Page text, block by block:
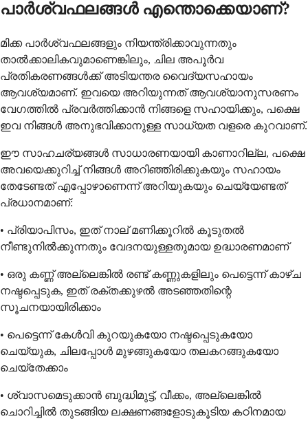
പാർശ്വഫലങ്ങൾ എന്തൊക്കെയാണ്?
മിക്ക പാർശ്വഫലങ്ങളും നിയന്ത്രിക്കാവുന്നതും
താൽക്കാലികവുമാണെങ്കിലും, ചില അപൂർവ
പ്രതികരണങ്ങൾക്ക് അടിയന്തര വൈദ്യസഹായം
ആവശ്യമാണ്. ഇവയെ അറിയുന്നത് ആവശ്യാനുസരണം
വേഗത്തിൽ പ്രവർത്തിക്കാൻ നിങ്ങളെ സഹായിക്കും, പക്ഷെ
ഇവ നിങ്ങൾ അനുഭവിക്കാനുള്ള സാധ്യത വളരെ കുറവാണ്.
ഈ സാഹചര്യങ്ങൾ സാധാരണയായി കാണാറില്ല, പക്ഷെ
അവയെക്കുറിച്ച് നിങ്ങൾ അറിഞ്ഞിരിക്കുകയും സഹായം
തേടേണ്ടത് എപ്പോഴാണെന്ന് അറിയുകയും ചെയ്യേണ്ടത്
പ്രധാനമാണ്:
• പ്രിയാപിസം, ഇത് നാല് മണിക്കൂറിൽ കൂടുതൽ
നീണ്ടുനിൽക്കുന്നതും വേദനയുള്ളതുമായ ഉദ്ധാരണമാണ്
• ഒരു കണ്ണ് അല്ലെങ്കിൽ രണ്ട് കണ്ണുകളിലും പെട്ടെന്ന് കാഴ്ച
നഷ്ടപ്പെടുക, ഇത് രക്തക്കുഴൽ അടഞ്ഞതിന്റെ
സൂചനയായിരിക്കാം
• പെട്ടെന്ന് കേൾവി കുറയുകയോ നഷ്ടപ്പെടുകയോ
ചെയ്യുക, ചിലപ്പോൾ മുഴങ്ങുകയോ തലകറങ്ങുകയോ
ചെയ്തേക്കാം
• ശ്വാസമെടുക്കാൻ ബുദ്ധിമുട്ട്, വീക്കം, അല്ലെങ്കിൽ
ചൊറിച്ചിൽ തുടങ്ങിയ ലക്ഷണങ്ങളോടുകൂടിയ കഠിനമായ